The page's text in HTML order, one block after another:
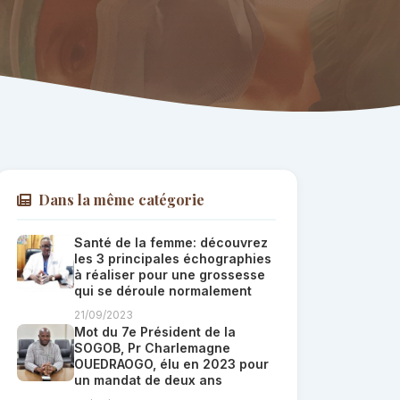
Dans la même catégorie
Santé de la femme: découvrez
les 3 principales échographies
à réaliser pour une grossesse
qui se déroule normalement
21/09/2023
Mot du 7e Président de la
SOGOB, Pr Charlemagne
OUEDRAOGO, élu en 2023 pour
un mandat de deux ans